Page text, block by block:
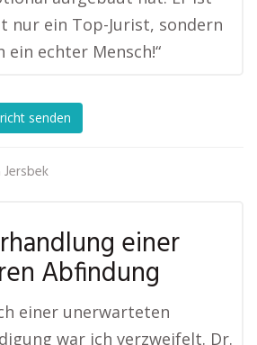
nur ein Top-Jurist, sondern
ein echter Mensch!“
senden
Jersbek
einer
Abfindung
einer unerwarteten
war ich verzweifelt. Dr.